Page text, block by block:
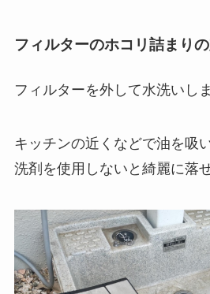
フィルターのホコリ詰まり
フィルターを外して水洗いし
キッチンの近くなどで油を吸
洗剤を使用しないと綺麗に落